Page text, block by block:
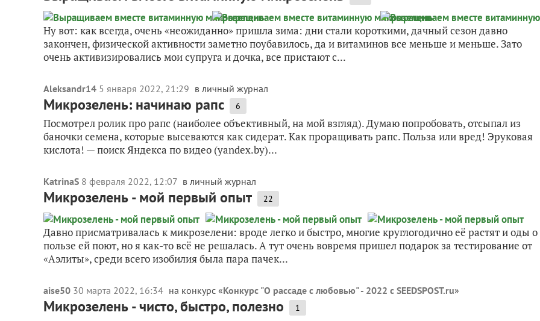
Ну вот: как всегда, очень «неожиданно» пришла зима: дни стали короткими, дачный сезон давно
закончен, физической активности заметно поубавилось, да и витаминов все меньше и меньше. Зато
очень активизировались мои супруга и дочка, все пристают с...
Aleksandr14 5 января 2022, 21:29 в личный журнал
Микрозелень: начинаю рапс 6
Посмотрел ролик про рапс (наиболее объективный, на мой взгляд). Думаю попробовать, отсыпал из
баночки семена, которые высеваются как сидерат. Как проращивать рапс. Польза или вред! Эруковая
кислота! — поиск Яндекса по видео (yandex.by)...
KatrinaS 8 февраля 2022, 12:07 в личный журнал
Микрозелень - мой первый опыт 22
Давно присматривалась к микрозелени: вроде легко и быстро, многие круглогодично её растят и оды о
пользе ей поют, но я как-то всё не решалась. А тут очень вовремя пришел подарок за тестирование от
«Аэлиты», среди всего изобилия была пара пачек...
aise50 30 марта 2022, 16:34 на конкурс «Конкурс "О рассаде с любовью" - 2022 с SEEDSPOST.ru»
Микрозелень - чисто, быстро, полезно 1